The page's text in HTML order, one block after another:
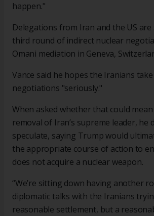
happen."
Delegations from Iran and the US
third round of indirect nuclear
Omani mediation in Geneva,
Vance said he hopes the Iranians
negotiations "seriously."
When asked whether that could
removal of Iran’s supreme leader, he
speculate, saying Trump would
the appropriate course of action to
does not acquire a nuclear weapon.
“We’re sitting down having another
diplomatic talks with the Iranians
reasonable settlement, but a